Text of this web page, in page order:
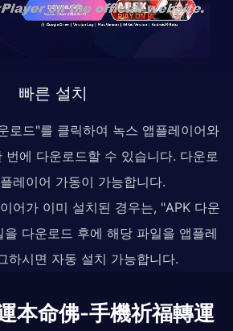
빠른 설치
로드"를 클릭하여 녹스 앱플레이어와
번에 다운로드할 수 있습니다. 다운로
레이어 가동이 가능합니다.
어가 이미 설치된 경우는, "APK 다운
을 다운로드 후에 해당 파일을 앱플레
하시면 자동 설치 가능합니다.
本命佛-手機祈福轉運